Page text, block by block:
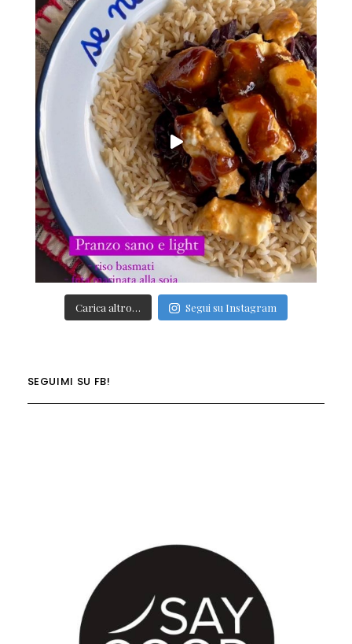
Carica altro… Segui su Instagram
SEGUIMI SU FB!